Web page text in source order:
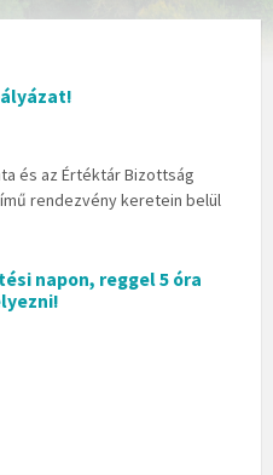
és az Értéktár Bizottság
rendezvény keretein belül
napon, reggel 5 óra